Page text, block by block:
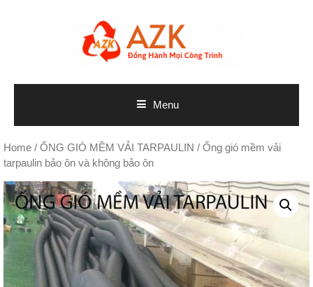
Menu
Home / ỐNG GIÓ MỀM VẢI TARPAULIN / Ống gió mềm vải
tarpaulin bảo ôn và không bảo ôn